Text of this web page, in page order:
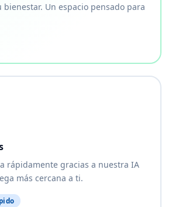
bienestar. Un espacio pensado para
rápidamente gracias a nuestra IA
más cercana a ti.